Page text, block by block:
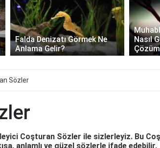
Falda Denizatı Görmek Ne
Anlama Gelir?
Nasıl
Sözler
Coşturan Sözler ile sizlerleyiz. Bu
anlamlı ve güzel sözlerle ifade edebilir,